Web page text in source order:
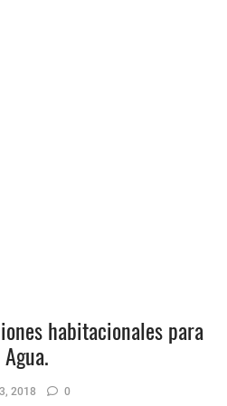
habitacionales para
2018 0